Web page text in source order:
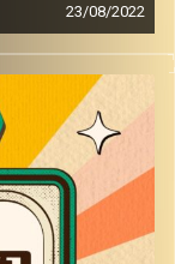
23/08/2022
ה-2000, את
שכולנו גדלנו
והפעם- גיא
מגיע לדבר על
שלו, למה הוא לא
שלו?